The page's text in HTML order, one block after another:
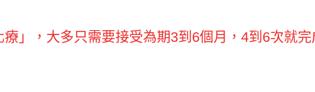
療」，大多只需要接受為期3到6個月，4到6次就完